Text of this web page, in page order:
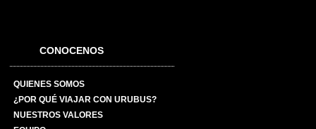
CONOCENOS
QUIENES SOMOS
¿POR QUÉ VIAJAR CON URUBUS?
NUESTROS VALORES